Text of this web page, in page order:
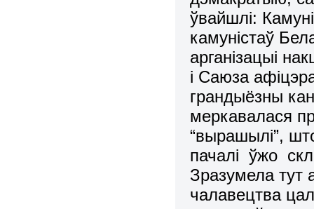
ўвайшлi:
камунiстаў
арганiзацыi
i Саюза
грандыёзны
меркавалася
“вырашылi”,
пачалi ўжо
Зразумела тут
чалавецтва